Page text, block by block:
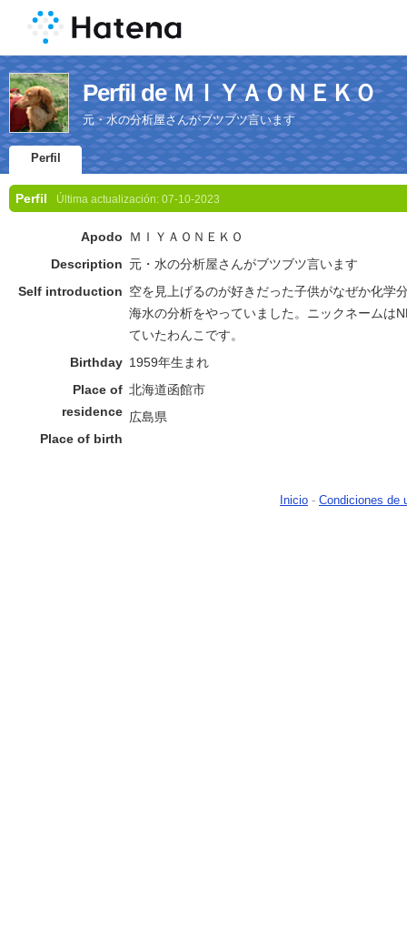
Perfil de ＭＩＹＡＯＮＥＫＯ
元・水の分析屋さんがブツブツ言います
Perfil
Perfil Última actualización: 07-10-2023
Apodo
ＭＩＹＡＯＮＥＫＯ
Description 元・水の分析屋さんがブツブツ言います
Self introduction 空を見上げるのが好きだった子供がなぜか化学
海水の分析をやっていました。ニックネームは
ていたわんこです。
Birthday 1959年生まれ
Place of
residence
北海道函館市
Place of birth
広島県
Inicio - Condiciones de